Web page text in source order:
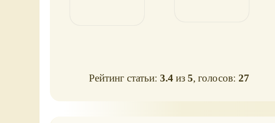
Рейтинг статьи:3.4 из5, голосов:27